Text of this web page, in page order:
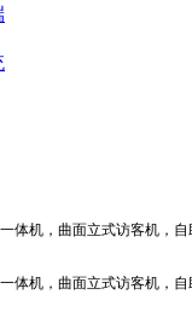
体机，曲面立式访客机，
体机，曲面立式访客机，